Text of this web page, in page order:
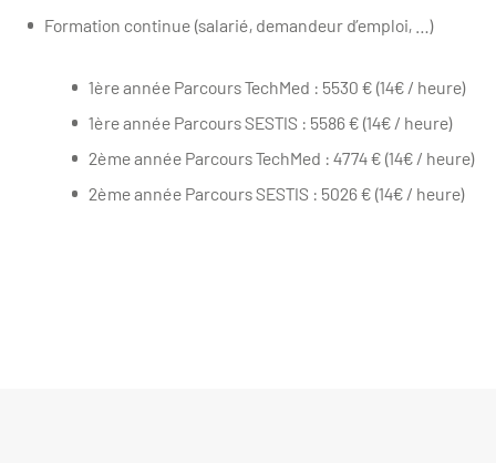
Formation continue (salarié, demandeur d’emploi, …)
1ère année Parcours TechMed : 5530 € (14€ / heure)
1ère année Parcours SESTIS : 5586 € (14€ / heure)
2ème année Parcours TechMed : 4774 € (14€ / heure)
2ème année Parcours SESTIS : 5026 € (14€ / heure)